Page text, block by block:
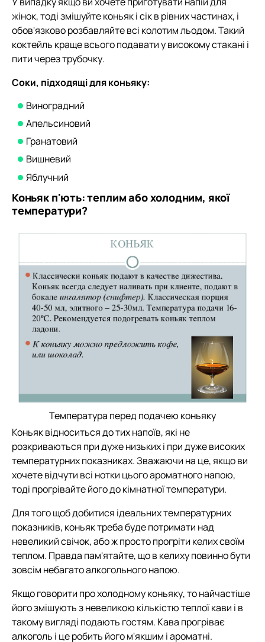
жінок, тоді змішуйте коньяк і сік в рівних частинах, і
обов'язково розбавляйте всі колотим льодом. Такий
коктейль краще всього подавати у високому стакані і
пити через трубочку.
Соки, підходящі для коньяку:
Виноградний
Апельсиновий
Гранатовий
Вишневий
Яблучний
Коньяк п'ють: теплим або холодним, якої
температури?
Температура перед подачею коньяку
Коньяк відноситься до тих напоїв, які не
розкриваються при дуже низьких і при дуже високих
температурних показниках. Зважаючи на це, якщо ви
хочете відчути всі нотки цього ароматного напою,
тоді прогрівайте його до кімнатної температури.
Для того щоб добитися ідеальних температурних
показників, коньяк треба буде потримати над
невеликий свічок, або ж просто прогріти келих своїм
теплом. Правда пам'ятайте, що в келиху повинно бути
зовсім небагато алкогольного напою.
Якщо говорити про холодному коньяку, то найчастіше
його змішують з невеликою кількістю теплої кави і в
такому вигляді подають гостям. Кава прогріває
алкоголь і це робить його м'якшим і ароматні.